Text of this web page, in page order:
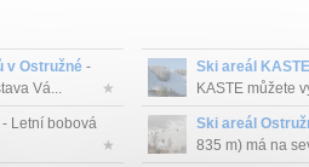
v Ostružné-
Vá...
★
Letní bobová
★
Ski areál
KASTE můžete
Ski areál
835 m) má na